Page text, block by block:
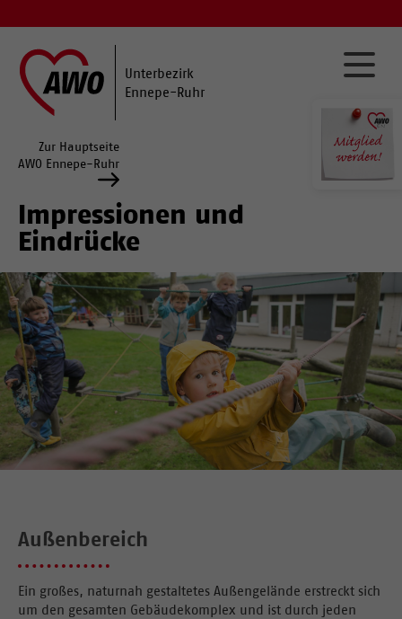
Unterbezirk
Ennepe-Ruhr
Zur Hauptseite
AWO Ennepe-Ruhr
Impressionen und
Eindrücke
Außenbereich
Ein großes, naturnah gestaltetes Außengelände erstreckt sich
um den gesamten Gebäudekomplex und ist durch jeden